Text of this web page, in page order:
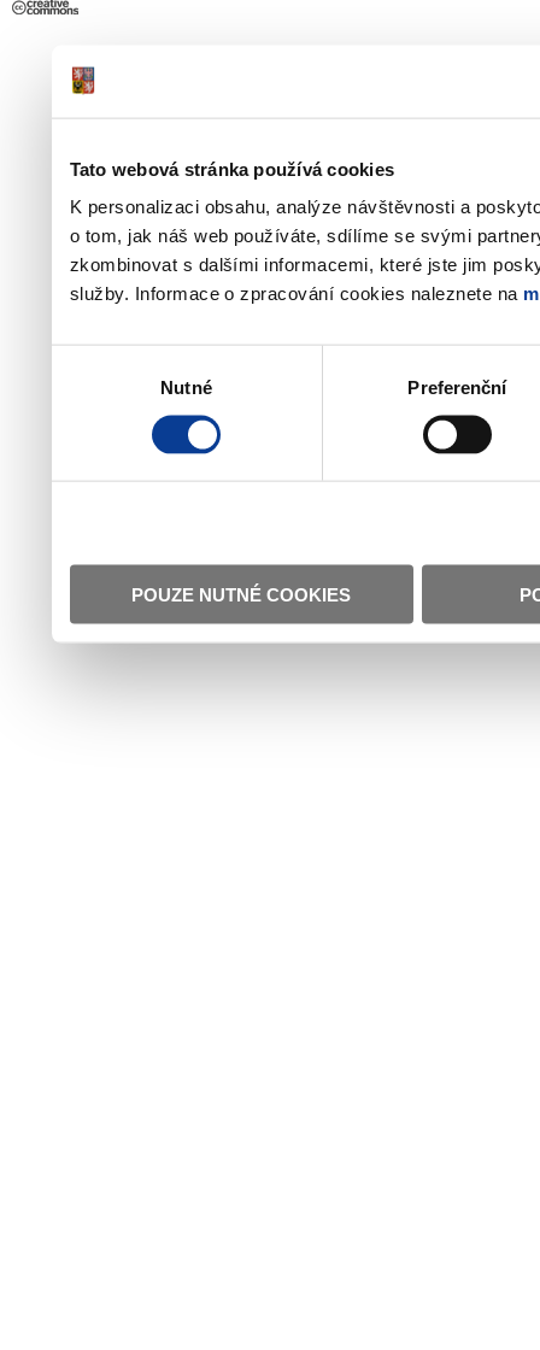
Tato webová stránka používá cookies
K personalizaci obsahu, analýze návštěvnosti a
o tom, jak náš web používáte, sdílíme se svými
zkombinovat s dalšími informacemi, které jste jim
služby. Informace o zpracování cookies naleznete na
Nutné Preferenční
POUZE NUTNÉ COOKIES